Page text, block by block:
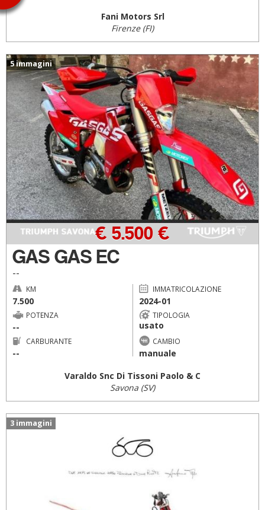
Fani Motors Srl
Firenze (FI)
5 immagini
GAS GAS EC
--
€ 5.500 €
KM
7.500
IMMATRICOLAZIONE
2024-01
POTENZA
--
TIPOLOGIA
usato
CARBURANTE
--
CAMBIO
manuale
Varaldo Snc Di Tissoni Paolo & C
Savona (SV)
3 immagini